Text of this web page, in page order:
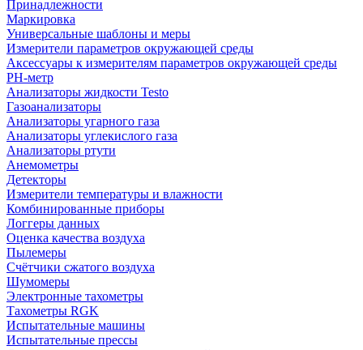
Принадлежности
Маркировка
Универсальные шаблоны и меры
Измерители параметров окружающей среды
Аксессуары к измерителям параметров окружающей среды
PH-метр
Анализаторы жидкости Testo
Газоанализаторы
Анализаторы угарного газа
Анализаторы углекислого газа
Анализаторы ртути
Анемометры
Детекторы
Измерители температуры и влажности
Комбинированные приборы
Логгеры данных
Оценка качества воздуха
Пылемеры
Счётчики сжатого воздуха
Шумомеры
Электронные тахометры
Тахометры RGK
Испытательные машины
Испытательные прессы